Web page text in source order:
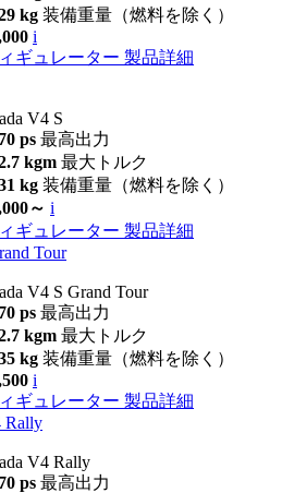
kg 装備重量（燃料を除く）
i
ギュレーター 製品詳細
V4 S
ps 最高出力
kgm 最大トルク
kg 装備重量（燃料を除く）
～ i
ギュレーター 製品詳細
Tour
V4 S Grand Tour
ps 最高出力
kgm 最大トルク
kg 装備重量（燃料を除く）
i
ギュレーター 製品詳細
Rally
V4 Rally
ps 最高出力